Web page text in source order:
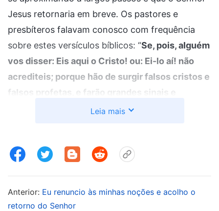
Jesus retornaria em breve. Os pastores e
presbíteros falavam conosco com frequência
sobre estes versículos bíblicos: “Se, pois, alguém
vos disser: Eis aqui o Cristo! ou: Ei-lo aí! não
acrediteis; porque hão de surgir falsos cristos e
falsos profetas, e farão grandes sinais e
prodígios; de modo que, se possível fora,
últimos dias apareceriam falsos cristos e nos
ouvidos à pregação de estranhos, e afirmavam
até que, com exceção das pessoas na nossa
Leia mais
Anterior: Eu renuncio às minhas noções e acolho o
retorno do Senhor